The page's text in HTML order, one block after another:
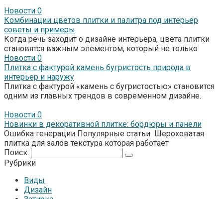
Новости 0
Комбинации цветов плитки и палитра под интерьер
советы и примеры
Когда речь заходит о дизайне интерьера, цвета плитки
становятся важным элементом, который не только
Новости 0
Плитка с фактурой камень бугристость природа в
интерьер и наружу
Плитка с фактурой «камень с бугристостью» становится
одним из главных трендов в современном дизайне.
Новости 0
Новинки в декоративной плитке: бордюры и панели
Ошибка генерации Популярные статьи Шероховатая
плитка для залов текстура которая работает
Поиск:
Рубрики
Виды
Дизайн